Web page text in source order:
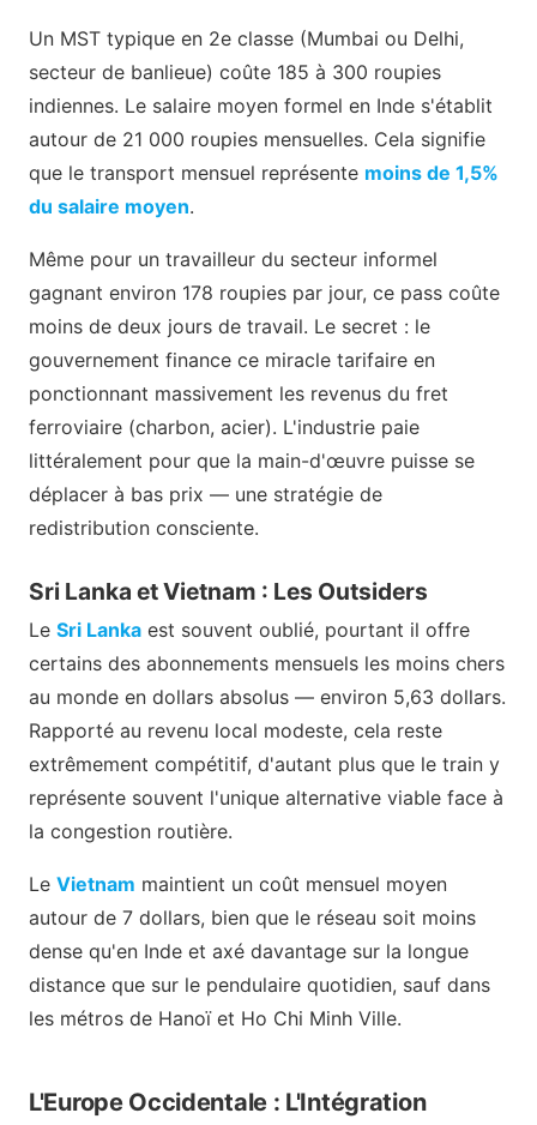
Un MST typique en 2e classe (Mumbai ou Delhi,
secteur de banlieue) coûte 185 à 300 roupies
indiennes. Le salaire moyen formel en Inde s'établit
autour de 21 000 roupies mensuelles. Cela signifie
que le transport mensuel représente moins de 1,5%
du salaire moyen.
Même pour un travailleur du secteur informel
gagnant environ 178 roupies par jour, ce pass coûte
moins de deux jours de travail. Le secret : le
gouvernement finance ce miracle tarifaire en
ponctionnant massivement les revenus du fret
ferroviaire (charbon, acier). L'industrie paie
littéralement pour que la main-d'œuvre puisse se
déplacer à bas prix — une stratégie de
redistribution consciente.
Sri Lanka et Vietnam : Les Outsiders
Le Sri Lanka est souvent oublié, pourtant il offre
certains des abonnements mensuels les moins chers
au monde en dollars absolus — environ 5,63 dollars.
Rapporté au revenu local modeste, cela reste
extrêmement compétitif, d'autant plus que le train y
représente souvent l'unique alternative viable face à
la congestion routière.
Le Vietnam maintient un coût mensuel moyen
autour de 7 dollars, bien que le réseau soit moins
dense qu'en Inde et axé davantage sur la longue
distance que sur le pendulaire quotidien, sauf dans
les métros de Hanoï et Ho Chi Minh Ville.
L'Europe Occidentale : L'Intégration